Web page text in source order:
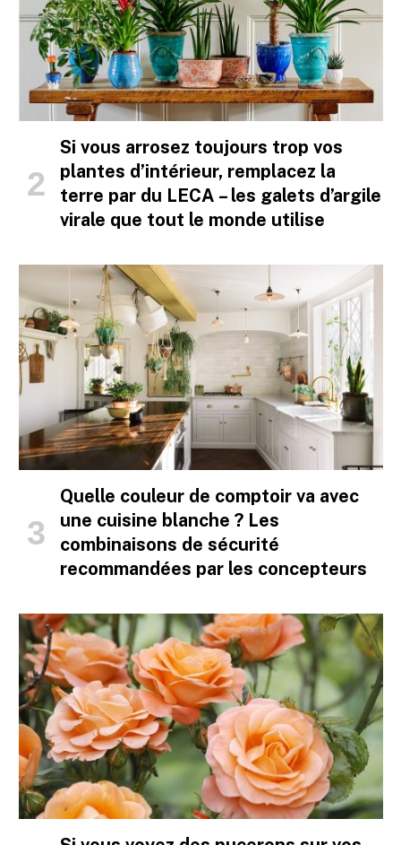
Si vous arrosez toujours trop vos
plantes d’intérieur, remplacez la
terre par du LECA – les galets d’argile
virale que tout le monde utilise
Quelle couleur de comptoir va avec
une cuisine blanche ? Les
combinaisons de sécurité
recommandées par les concepteurs